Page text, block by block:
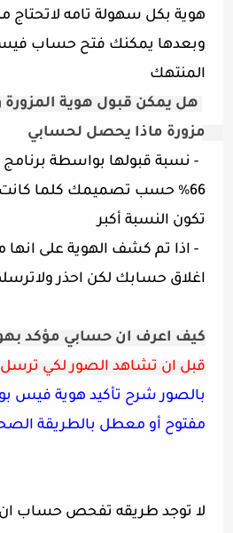
وبعدها يمكنك فتح حساب
المنتهك
مزورة ماذا يحصل لحسابي
- نسبة قبولها بواسطة برنامج
66% حسب تصميمك كلما كانت
تكون النسبة أكبر
- اذا تم كشف الهوية على انها
اغلاق حسابك لكن احذر
كيف اعرف ان حسابي مؤكد
قبل ان تشاهد الصور لكي ترسل
بالصور شرح تأكيد هوية فيس
مفتوح أو معطل بالطريقة